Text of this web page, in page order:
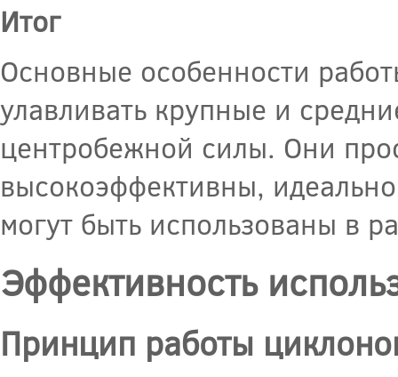
Итог
Основные особенности
улавливать крупные и
центробежной силы. Они
высокоэффективны,
могут быть использованы в
Эффективность
Принцип работы